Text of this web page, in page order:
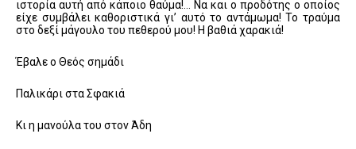
ιστορία αυτή από κάποιο θαύμα!… Να και ο προδότης ο οποίος
είχε συμβάλει καθοριστικά γι’ αυτό το αντάμωμα! Το τραύμα
στο δεξί μάγουλο του πεθερού μου! Η βαθιά χαρακιά!
Έβαλε ο Θεός σημάδι
Παλικάρι στα Σφακιά
Κι η μανούλα του στον Άδη